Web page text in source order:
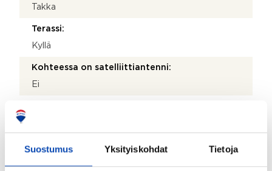
Suostumus Yksityiskohdat Tietoja
Takka
Terassi:
Kyllä
Kohteessa on satelliittiantenni:
Ei
Kohteen yleiskunto: